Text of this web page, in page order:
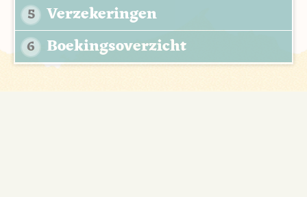
5 Verzekeringen
6 Boekingsoverzicht